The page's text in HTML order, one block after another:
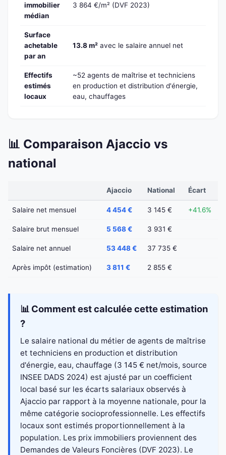
immobilier
médian
3 864 €/m² (DVF 2023)
Surface
achetable
par an
13.8 m² avec le salaire annuel net
Effectifs
estimés
locaux
~52 agents de maîtrise et techniciens
en production et distribution d'énergie,
eau, chauffages
📊 Comparaison Ajaccio vs
national
Ajaccio National Écart
Salaire net mensuel 4 454 € 3 145 € +41.6%
Salaire brut mensuel 5 568 € 3 931 €
Salaire net annuel 53 448 € 37 735 €
Après impôt (estimation) 3 811 € 2 855 €
📊 Comment est calculée cette estimation
?
Le salaire national du métier de agents de maîtrise
et techniciens en production et distribution
d'énergie, eau, chauffage (3 145 € net/mois, source
INSEE DADS 2024) est ajusté par un coefficient
local basé sur les écarts salariaux observés à
Ajaccio par rapport à la moyenne nationale, pour la
même catégorie socioprofessionnelle. Les effectifs
locaux sont estimés proportionnellement à la
population. Les prix immobiliers proviennent des
Demandes de Valeurs Foncières (DVF 2023). Le